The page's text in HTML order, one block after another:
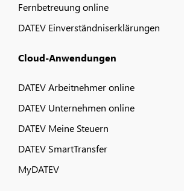
Fernbetreuung online
DATEV Einverständniserklärungen
Cloud-Anwendungen
DATEV Arbeitnehmer online
DATEV Unternehmen online
DATEV Meine Steuern
DATEV SmartTransfer
MyDATEV